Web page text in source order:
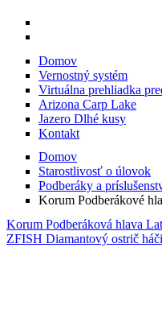
Domov
Vernostný systém
Virtuálna prehliadka
Arizona Carp Lake
Jazero Dlhé kusy
Kontakt
Domov
Starostlivosť o úlovok
Podberáky a
Korum Podberákové
Korum Podberáková hlava
ZFISH Diamantový ostrič